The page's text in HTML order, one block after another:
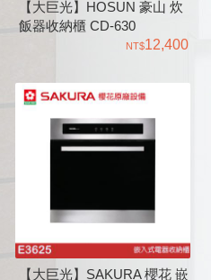
【大巨光】HOSUN 豪山 炊
飯器收納櫃 CD-630
12,400
【大巨光】SAKURA 櫻花 嵌